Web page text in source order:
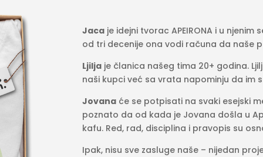
Jaca je idejni tvorac APEIRONA i u
od tri decenije ona vodi računa da naše
Ljilja je članica našeg tima 20+ godina.
naši kupci već sa vrata napominju da im
Jovana će se potpisati na svaki esejski
poznato da od kada je Jovana došla u
kafu. Red, rad, disciplina i pravopis su
Ipak, nisu sve zasluge naše – nijedan